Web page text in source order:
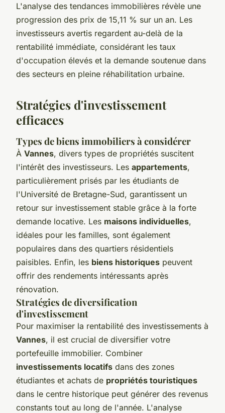
L'analyse des tendances immobilières révèle une
progression des prix de 15,11 % sur un an. Les
investisseurs avertis regardent au-delà de la
rentabilité immédiate, considérant les taux
d'occupation élevés et la demande soutenue dans
des secteurs en pleine réhabilitation urbaine.
Stratégies d'investissement
efficaces
Types de biens immobiliers à considérer
À Vannes, divers types de propriétés suscitent
l'intérêt des investisseurs. Les appartements,
particulièrement prisés par les étudiants de
l'Université de Bretagne-Sud, garantissent un
retour sur investissement stable grâce à la forte
demande locative. Les maisons individuelles,
idéales pour les familles, sont également
populaires dans des quartiers résidentiels
paisibles. Enfin, les biens historiques peuvent
offrir des rendements intéressants après
rénovation.
Stratégies de diversification
d'investissement
Pour maximiser la rentabilité des investissements à
Vannes, il est crucial de diversifier votre
portefeuille immobilier. Combiner
investissements locatifs dans des zones
étudiantes et achats de propriétés touristiques
dans le centre historique peut générer des revenus
constants tout au long de l'année. L'analyse